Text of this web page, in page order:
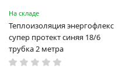
На складе
Теплоизоляция энергофлекс
супер протект синяя 18/6
трубка 2 метра